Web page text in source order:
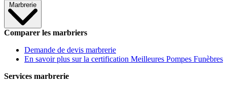
Marbrerie
Comparer les marbriers
Demande de devis marbrerie
En savoir plus sur la certification Meilleures Pompes Funèbres
Services marbrerie